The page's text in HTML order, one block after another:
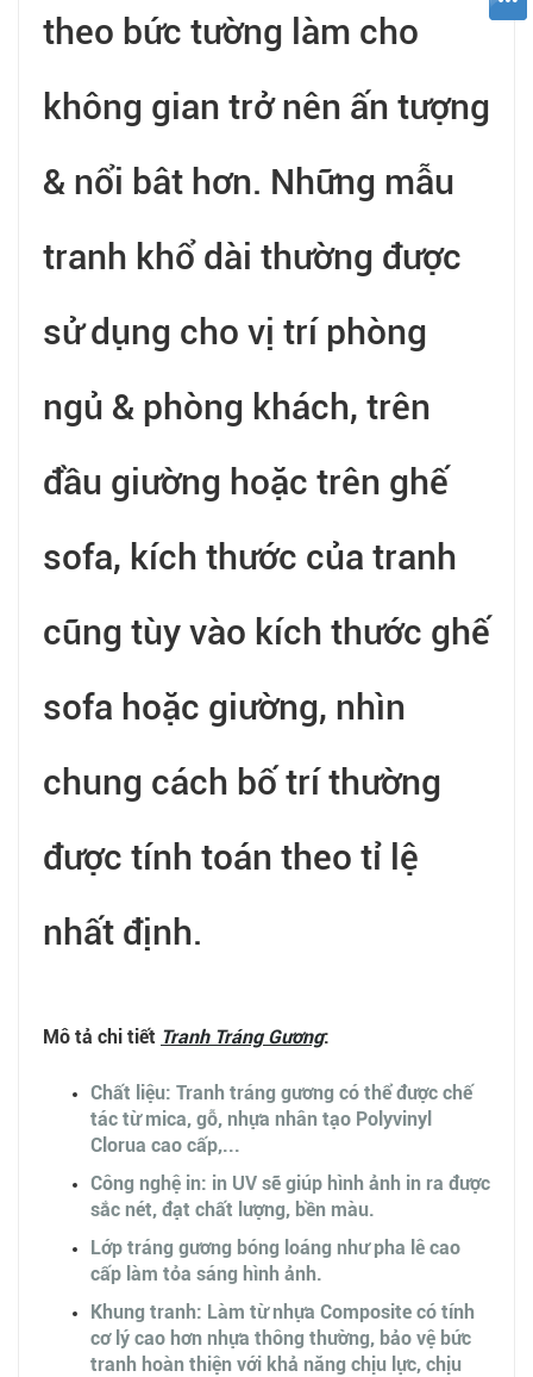
theo bức tường làm cho
không gian trở nên ấn tượng
& nổi bât hơn. Những mẫu
tranh khổ dài thường được
sử dụng cho vị trí phòng
ngủ & phòng khách, trên
đầu giường hoặc trên ghế
sofa, kích thước của tranh
cũng tùy vào kích thước ghế
sofa hoặc giường, nhìn
chung cách bố trí thường
được tính toán theo tỉ lệ
nhất định.
Mô tả chi tiết Tranh Tráng Gương:
Chất liệu: Tranh tráng gương có thể được chế
tác từ mica, gỗ, nhựa nhân tạo Polyvinyl
Clorua cao cấp,...
Công nghệ in: in UV sẽ giúp hình ảnh in ra được
sắc nét, đạt chất lượng, bền màu.
Lớp tráng gương bóng loáng như pha lê cao
cấp làm tỏa sáng hình ảnh.
Khung tranh: Làm từ nhựa Composite có tính
cơ lý cao hơn nhựa thông thường, bảo vệ bức
tranh hoàn thiện với khả năng chịu lực, chịu